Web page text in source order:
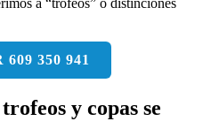
350 941
y copas se